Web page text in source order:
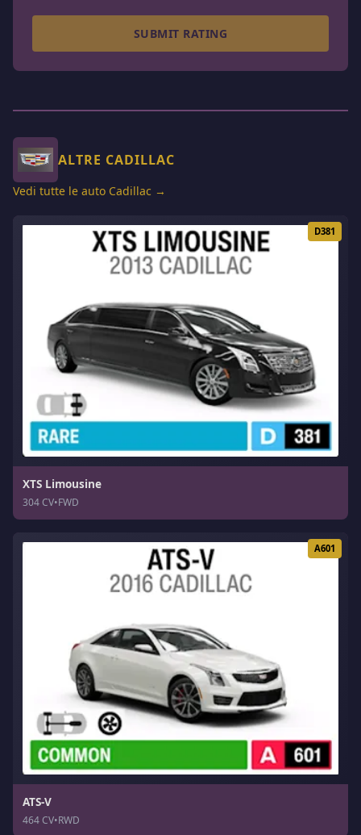
SUBMIT RATING
ALTRE CADILLAC
Vedi tutte le auto Cadillac →
D381
XTS Limousine
304 CV•FWD
A601
ATS-V
464 CV•RWD